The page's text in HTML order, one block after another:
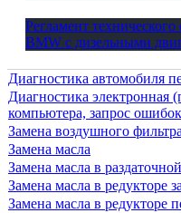
Регламент
BMW с дизельными
Диагностика автомобиля
Диагностика электронная
компьютера, запрос
Замена воздушного фильтра
Замена масла
Замена масла в
Замена масла в редукторе
Замена масла в редукторе